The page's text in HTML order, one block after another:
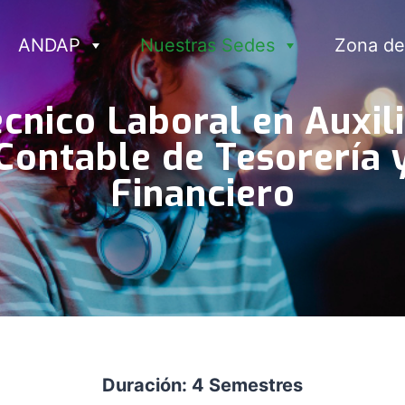
ANDAP Nuestras Sedes Zona
Laboral en
de Tesorería
Financiero
Duración: 4 Semestres